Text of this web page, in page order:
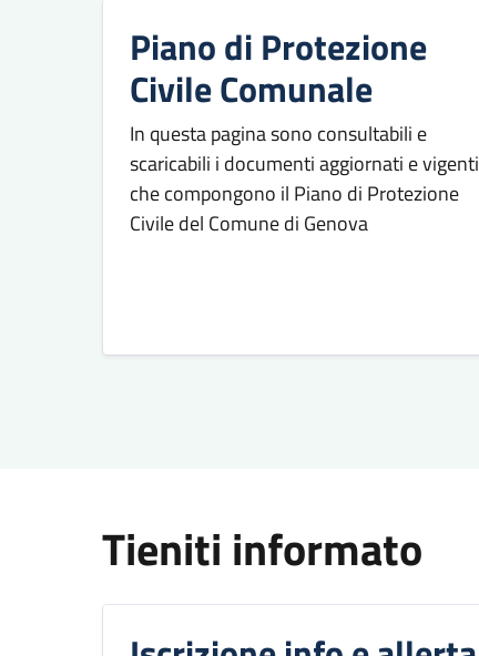
Piano di Protezione
Civile Comunale
In questa pagina sono consultabili e
scaricabili i documenti aggiornati e vigenti
che compongono il Piano di Protezione
Civile del Comune di Genova
Tieniti informato